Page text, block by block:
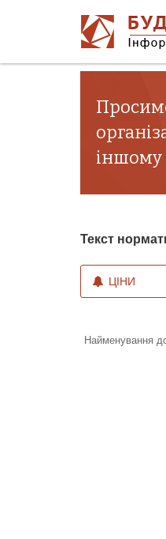
іншому
Текст
ЦІНИ
Найменування